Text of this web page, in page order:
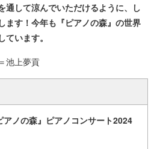
通して涼んでいただけるように、し
ます！今年も『ピアノの森』の世界
います。
池上夢貢
ノの森』ピアノコンサート2024